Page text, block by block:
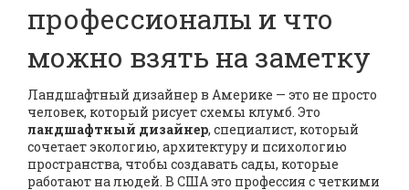
профессионалы и что
можно взять на заметку
Ландшафтный дизайнер в Америке — это не просто
человек, который рисует схемы клумб. Это
ландшафтный дизайнер, специалист, который
сочетает экологию, архитектуру и психологию
пространства, чтобы создавать сады, которые
работают на людей. В США это профессия с четкими